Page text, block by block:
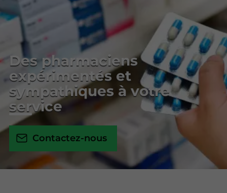
Des pharmaciens
expérimentés et
sympathiques à votre
service
Contactez-nous